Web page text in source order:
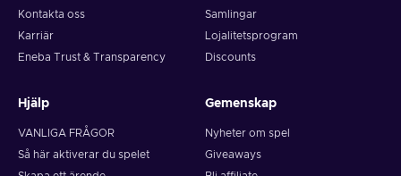
Kontakta oss
Karriär
Eneba Trust & Transparency
Samlingar
Lojalitetsprogram
Discounts
Hjälp
VANLIGA FRÅGOR
Så här aktiverar du spelet
Gemenskap
Nyheter om spel
Giveaways